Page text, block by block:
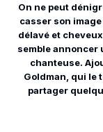
On ne peut
casser son
délavé et
semble annoncer
chanteuse.
Goldman, qui le
partager